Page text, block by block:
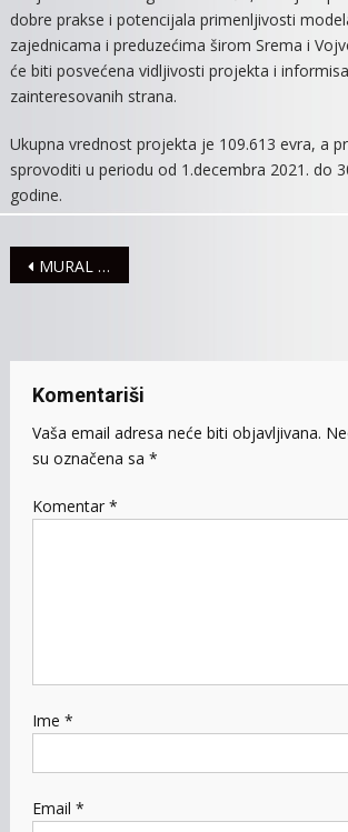
dobre prakse i potencijala primenljivosti
zajednicama i preduzećima širom Srema i
će biti posvećena vidljivosti projekta i
zainteresovanih strana.
Ukupna vrednost projekta je 109.613 evra, a
sprovoditi u periodu od 1.decembra 2021. do
godine.
Navigacija
MURAL POSVEĆEN SOVAMA U PARKU KOD JP „SREM-GAS“
Komentariši
Vaša email adresa neće biti objavljivana.
su označena sa *
Komentar *
Ime *
Email *